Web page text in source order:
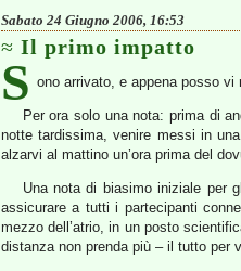
Sabato 24 Giugno 2006, 16:53
Il primo impatto
S ono arrivato, e appena posso vi
Per ora solo una nota: prima di
notte tardissima, venire messi in
alzarvi al mattino un’ora prima del
Una nota di biasimo iniziale per
assicurare a tutti i partecipanti
mezzo dell’atrio, in un posto
distanza non prenda più – il tutto per